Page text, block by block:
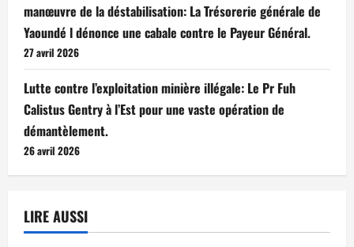
manœuvre de la déstabilisation: La Trésorerie générale de
Yaoundé l dénonce une cabale contre le Payeur Général.
27 avril 2026
Lutte contre l’exploitation minière illégale: Le Pr Fuh
Calistus Gentry à l’Est pour une vaste opération de
démantèlement.
26 avril 2026
LIRE AUSSI